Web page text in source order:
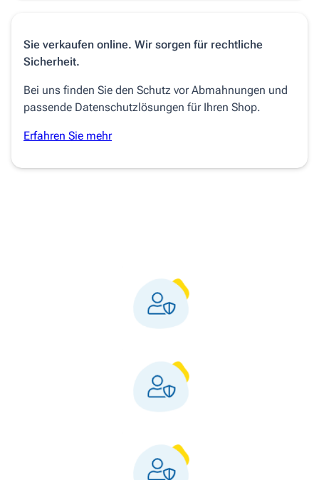
Sie verkaufen online. Wir sorgen für rechtliche
Sicherheit.
Bei uns finden Sie den Schutz vor Abmahnungen und
passende Datenschutzlösungen für Ihren Shop.
Erfahren Sie mehr